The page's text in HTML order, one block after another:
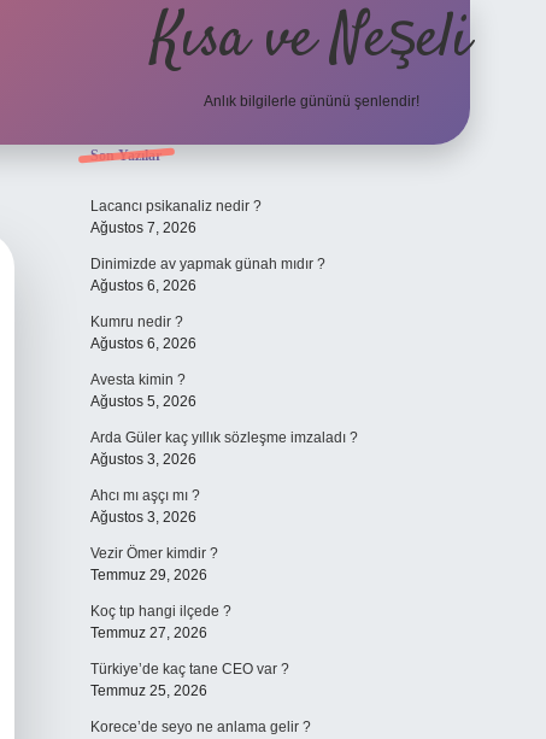
Kısa ve Neşeli
Anlık bilgilerle gününü şenlendir!
Sidebar
Son Yazılar
Lacancı psikanaliz nedir ?
Ağustos 7, 2026
Dinimizde av yapmak günah mıdır ?
Ağustos 6, 2026
Kumru nedir ?
Ağustos 6, 2026
Avesta kimin ?
Ağustos 5, 2026
Arda Güler kaç yıllık sözleşme imzaladı ?
Ağustos 3, 2026
Ahcı mı aşçı mı ?
Ağustos 3, 2026
Vezir Ömer kimdir ?
Temmuz 29, 2026
Koç tıp hangi ilçede ?
Temmuz 27, 2026
Türkiye’de kaç tane CEO var ?
Temmuz 25, 2026
Korece’de seyo ne anlama gelir ?